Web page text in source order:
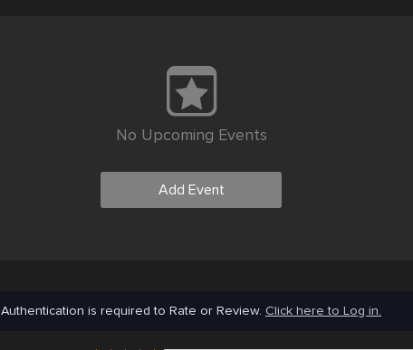
No Upcoming Events
Add Event
Authentication is required to Rate or Review. Click here to Log in.